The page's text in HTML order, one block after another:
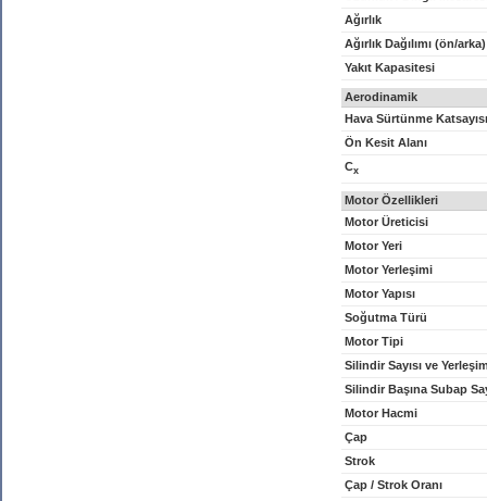
Ağırlık
Ağırlık Dağılımı (ön/arka)
Yakıt Kapasitesi
Aerodinamik
Hava Sürtünme Katsayısı
Ön Kesit Alanı
Cx
Motor Özellikleri
Motor Üreticisi
Motor Yeri
Motor Yerleşimi
Motor Yapısı
Soğutma Türü
Motor Tipi
Silindir Sayısı ve
Silindir Başına Subap
Motor Hacmi
Çap
Strok
Çap / Strok Oranı